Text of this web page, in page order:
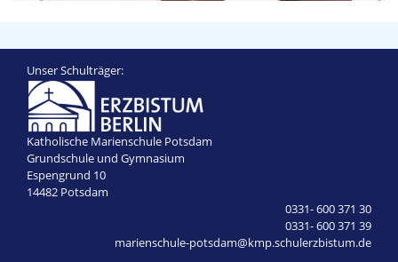
Unser Schulträger:
Katholische Marienschule Potsdam
Grundschule und Gymnasium
Espengrund 10
14482 Potsdam
0331- 600 371 30
0331- 600 371 39
marienschule-potsdam@kmp.schulerzbistum.de